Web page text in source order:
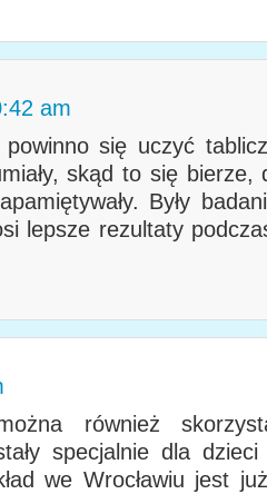
am
się uczyć
skąd to się bierze,
Były
lepsze rezultaty
również
specjalnie dla
we Wrocławiu jest